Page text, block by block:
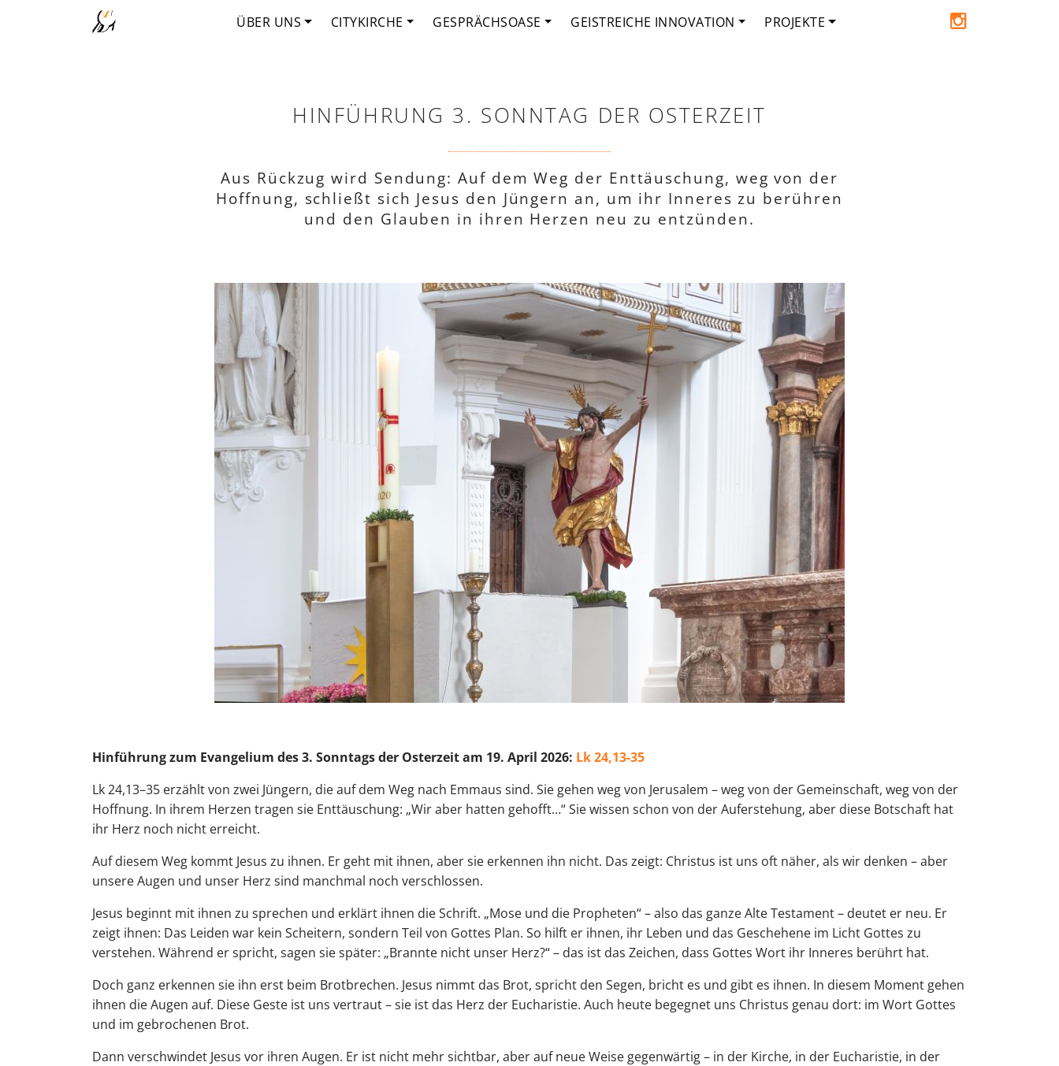
ÜBER UNS CITYKIRCHE GESPRÄCHSOASE GEISTREICHE INNOVATION PROJEKTE
HINFÜHRUNG 3. SONNTAG DER OSTERZEIT
Aus Rückzug wird Sendung: Auf dem Weg der Enttäuschung, weg von der
Hoffnung, schließt sich Jesus den Jüngern an, um ihr Inneres zu berühren
und den Glauben in ihren Herzen neu zu entzünden.
Hinführung zum Evangelium des 3. Sonntags der Osterzeit am 19. April 2026: Lk 24,13-35
Lk 24,13–35 erzählt von zwei Jüngern, die auf dem Weg nach Emmaus sind. Sie gehen weg von Jerusalem – weg von der Gemeinschaft, weg von der
Hoffnung. In ihrem Herzen tragen sie Enttäuschung: „Wir aber hatten gehofft…“ Sie wissen schon von der Auferstehung, aber diese Botschaft hat
ihr Herz noch nicht erreicht.
Auf diesem Weg kommt Jesus zu ihnen. Er geht mit ihnen, aber sie erkennen ihn nicht. Das zeigt: Christus ist uns oft näher, als wir denken – aber
unsere Augen und unser Herz sind manchmal noch verschlossen.
Jesus beginnt mit ihnen zu sprechen und erklärt ihnen die Schrift. „Mose und die Propheten“ – also das ganze Alte Testament – deutet er neu. Er
zeigt ihnen: Das Leiden war kein Scheitern, sondern Teil von Gottes Plan. So hilft er ihnen, ihr Leben und das Geschehene im Licht Gottes zu
verstehen. Während er spricht, sagen sie später: „Brannte nicht unser Herz?“ – das ist das Zeichen, dass Gottes Wort ihr Inneres berührt hat.
Doch ganz erkennen sie ihn erst beim Brotbrechen. Jesus nimmt das Brot, spricht den Segen, bricht es und gibt es ihnen. In diesem Moment gehen
ihnen die Augen auf. Diese Geste ist uns vertraut – sie ist das Herz der Eucharistie. Auch heute begegnet uns Christus genau dort: im Wort Gottes
und im gebrochenen Brot.
Dann verschwindet Jesus vor ihren Augen. Er ist nicht mehr sichtbar, aber auf neue Weise gegenwärtig – in der Kirche, in der Eucharistie, in der